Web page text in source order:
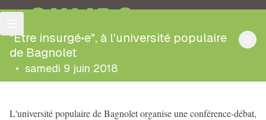
OULIPO
"Être insurgé•e", à l'université populaire
de Bagnolet
• samedi 9 juin 2018
L'université populaire de Bagnolet organise une conférence-débat,